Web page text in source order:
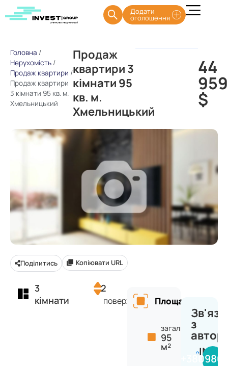
Додати
оголошення
Головна /
Нерухомість /
Продаж квартири /
Продаж квартири
3 кімнати 95 кв. м.
Хмельницький
Продаж
квартири 3
кімнати 95
кв. м.
Хмельницький
44
959
$
Поділитись Копіювати URL
3
кімнати
2
поверх Площа
загальна:
95
м²
з